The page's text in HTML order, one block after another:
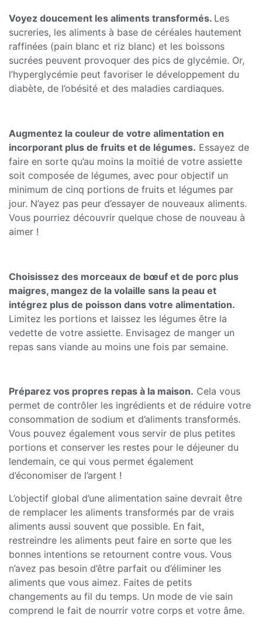
Voyez doucement les aliments transformés. Les
sucreries, les aliments à base de céréales hautement
raffinées (pain blanc et riz blanc) et les boissons
sucrées peuvent provoquer des pics de glycémie. Or,
l’hyperglycémie peut favoriser le développement du
diabète, de l’obésité et des maladies cardiaques.
Augmentez la couleur de votre alimentation en
incorporant plus de fruits et de légumes. Essayez de
faire en sorte qu’au moins la moitié de votre assiette
soit composée de légumes, avec pour objectif un
minimum de cinq portions de fruits et légumes par
jour. N’ayez pas peur d’essayer de nouveaux aliments.
Vous pourriez découvrir quelque chose de nouveau à
aimer !
Choisissez des morceaux de bœuf et de porc plus
maigres, mangez de la volaille sans la peau et
intégrez plus de poisson dans votre alimentation.
Limitez les portions et laissez les légumes être la
vedette de votre assiette. Envisagez de manger un
repas sans viande au moins une fois par semaine.
Préparez vos propres repas à la maison. Cela vous
permet de contrôler les ingrédients et de réduire votre
consommation de sodium et d’aliments transformés.
Vous pouvez également vous servir de plus petites
portions et conserver les restes pour le déjeuner du
lendemain, ce qui vous permet également
d’économiser de l’argent !
L’objectif global d’une alimentation saine devrait être
de remplacer les aliments transformés par de vrais
aliments aussi souvent que possible. En fait,
restreindre les aliments peut faire en sorte que les
bonnes intentions se retournent contre vous. Vous
n’avez pas besoin d’être parfait ou d’éliminer les
aliments que vous aimez. Faites de petits
changements au fil du temps. Un mode de vie sain
comprend le fait de nourrir votre corps et votre âme.